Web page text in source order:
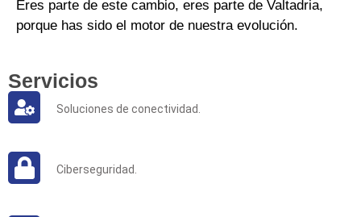
Eres parte de este cambio, eres parte de Valtadria,
porque has sido el motor de nuestra evolución.
Servicios
Soluciones de conectividad.
Ciberseguridad.